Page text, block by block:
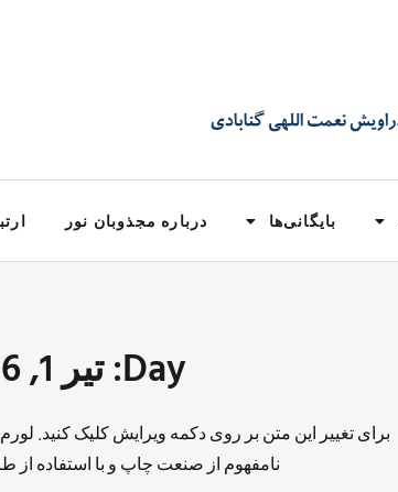
بایگانی‌ها درباره مجذوبان نور
Day: تیر 1, 1396
برای تغییر این متن بر روی دکمه ویرایش کلیک کنید.
نامفهوم از صنعت چاپ و با استفاده از